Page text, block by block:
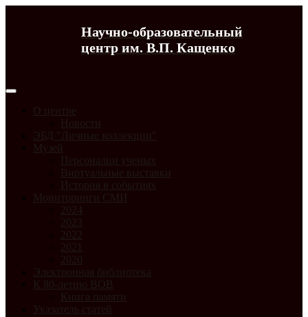
Научно-образовательный
центр им. В.П. Кащенко
О центре
Новости
ЭБД "Личные коллекции"
Музей
Персоналии ученых
Виртуальные выставки
История в событиях
Мониторинги СМИ
2024
2023
2022
2021
2020
Электронная библиотека
К 80-летию ВОВ
Книга памяти
Указатель статей